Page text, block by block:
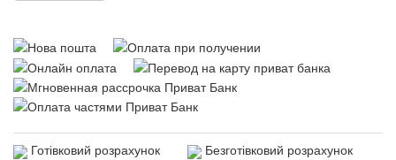
Готівковий розрахунок Безготівковий розрахунок